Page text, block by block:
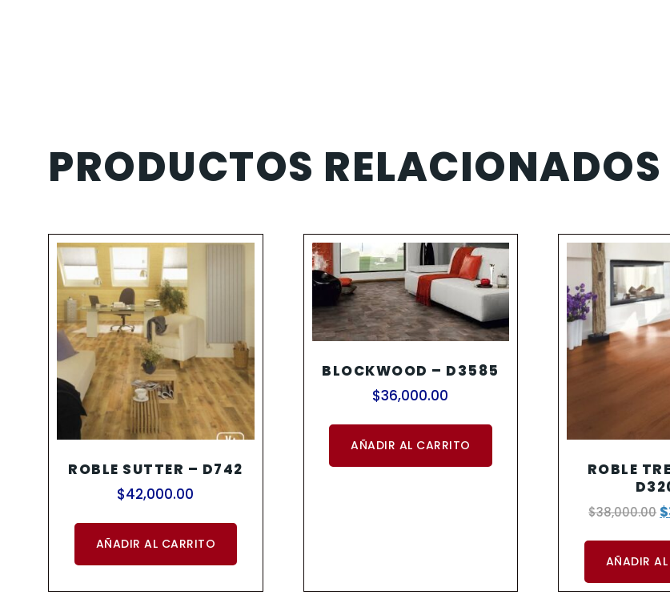
PRODUCTOS RELACIONADOS
ROBLE SUTTER – D742
$42,000.00
AÑADIR AL CARRITO
BLOCKWOOD – D3585
$36,000.00
AÑADIR AL CARRITO
ROBLE
$38,000.00 $
AÑADIR